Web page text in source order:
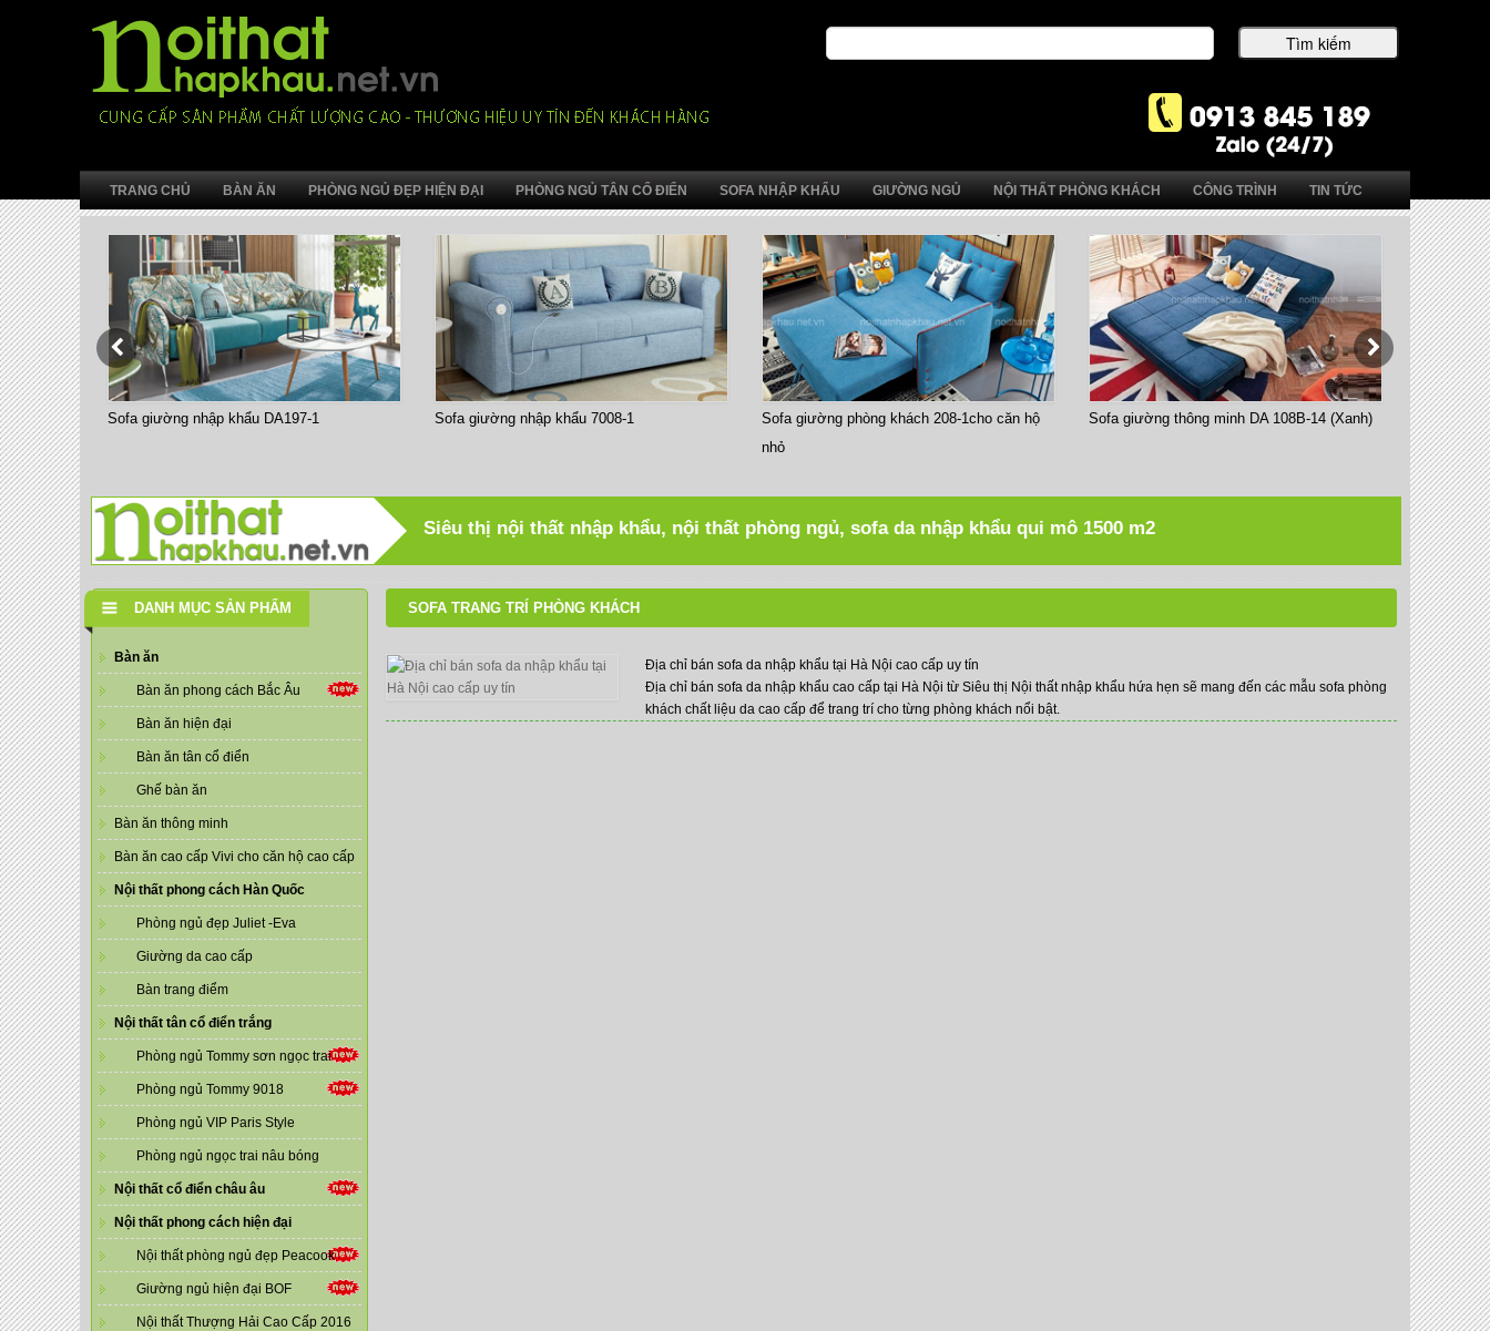
TRANG CHỦ BÀN ĂN PHÒNG NGỦ ĐẸP HIỆN ĐẠI PHÒNG NGỦ TÂN CỔ ĐIỂN SOFA NHẬP KHẨU GIƯỜNG NGỦ NỘI THẤT PHÒNG KHÁCH CÔNG TRÌNH TIN TỨC
Sofa giường nhập khẩu DA197-1 Sofa giường nhập khẩu 7008-1
Sofa giường phòng khách 208-1cho căn hộ
nhỏ
Sofa giường thông minh DA 108B-14 (Xanh) Bàn ăn
Siêu thị nội thất nhập khẩu, nội thất phòng ngủ, sofa da nhập khẩu qui mô 1500 m2
DANH MỤC SẢN PHẨM
Bàn ăn
Bàn ăn phong cách Bắc Âu
Bàn ăn hiện đại
Bàn ăn tân cổ điển
Ghế bàn ăn
Bàn ăn thông minh
Bàn ăn cao cấp Vivi cho căn hộ cao cấp
Nội thất phong cách Hàn Quốc
Phòng ngủ đẹp Juliet -Eva
Giường da cao cấp
Bàn trang điểm
Nội thất tân cổ điển trắng
Phòng ngủ Tommy sơn ngọc trai
Phòng ngủ Tommy 9018
Phòng ngủ VIP Paris Style
Phòng ngủ ngọc trai nâu bóng
Nội thất cổ điển châu âu
Nội thất phong cách hiện đại
Nội thất phòng ngủ đẹp Peacook
Giường ngủ hiện đại BOF
Nội thất Thượng Hải Cao Cấp 2016
SOFA TRANG TRÍ PHÒNG KHÁCH
Địa chỉ bán sofa da nhập khẩu tại Hà Nội cao cấp uy tín
Địa chỉ bán sofa da nhập khẩu cao cấp tại Hà Nội từ Siêu thị Nội thất nhập khẩu hứa hẹn sẽ mang đến các mẫu sofa phòng
khách chất liệu da cao cấp để trang trí cho từng phòng khách nổi bật.